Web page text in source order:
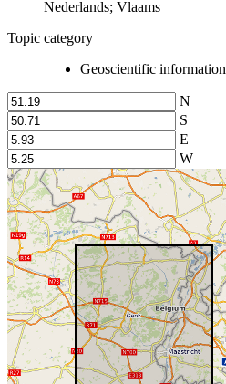
Nederlands; Vlaams
Topic category
Geoscientific information
N
S
E
W